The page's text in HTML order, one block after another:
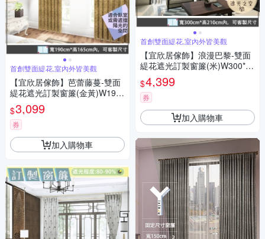
首創雙面緹花,室內外皆美觀
【宜欣居傢飾】芭蕾藤蔓-雙面
緹花遮光訂製窗簾(金黃)W190*
H165cm以內*2片/台灣製MIT
$3,099
券
加入購物車
首創雙面緹花,室內外皆美觀
【宜欣居傢飾】浪漫巴黎-雙面
緹花遮光訂製窗簾(米)W300*H
210cm以內*2片/台灣製MIT
$4,399
券
加入購物車